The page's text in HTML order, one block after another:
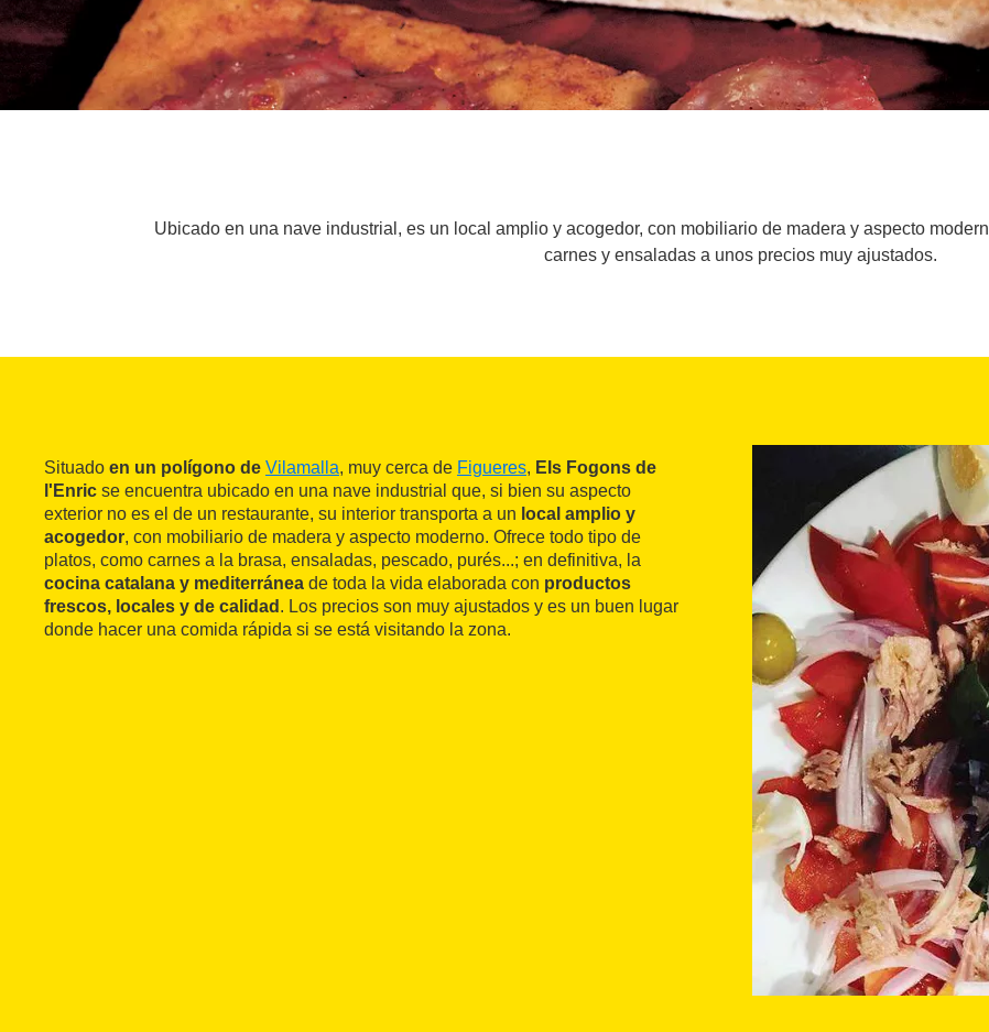
Ubicado en una nave industrial, es un local amplio y acogedor, con mobiliario de madera y aspecto
carnes y ensaladas a unos precios muy ajustados.
Situado en un polígono de Vilamalla, muy cerca de Figueres, Els Fogons de
l'Enric se encuentra ubicado en una nave industrial que, si bien su aspecto
exterior no es el de un restaurante, su interior transporta a un local amplio y
acogedor, con mobiliario de madera y aspecto moderno. Ofrece todo tipo de
platos, como carnes a la brasa, ensaladas, pescado, purés...; en definitiva, la
cocina catalana y mediterránea de toda la vida elaborada con productos
frescos, locales y de calidad . Los precios son muy ajustados y es un buen lugar
donde hacer una comida rápida si se está visitando la zona.